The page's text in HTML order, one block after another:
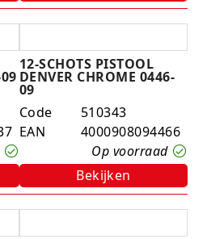
12-SCHOTS PISTOOL
DENVER CHROME 0446-
09
Code
510343
EAN
4000908094466
Op voorraad
Bekijken